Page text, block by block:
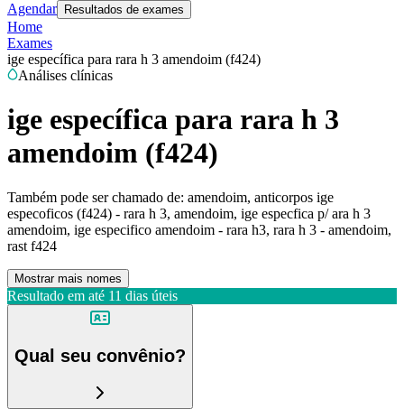
Agendar Resultados de exames
Home
Exames
ige específica para rara h 3 amendoim (f424)
Análises clínicas
ige específica para rara h 3
amendoim (f424)
Também pode ser chamado de: amendoim, anticorpos ige
especoficos (f424) - rara h 3, amendoim, ige especfica p/ ara h 3
amendoim, ige especifico amendoim - rara h3, rara h 3 - amendoim,
rast f424
Mostrar mais nomes
Resultado em até 11 dias úteis
Qual seu convênio?